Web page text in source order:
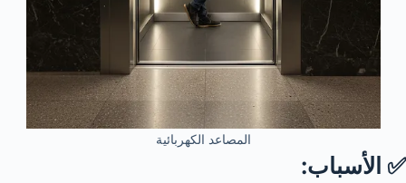
المصاعد الكهربائية
✅ الأسباب: